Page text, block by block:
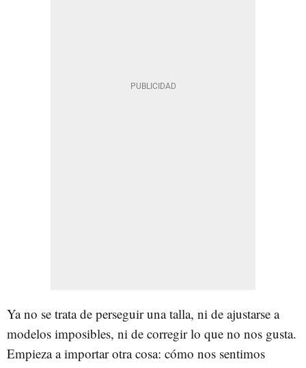
Ya no se trata de perseguir una talla, ni de ajustarse a
modelos imposibles, ni de corregir lo que no nos gusta.
Empieza a importar otra cosa: cómo nos sentimos